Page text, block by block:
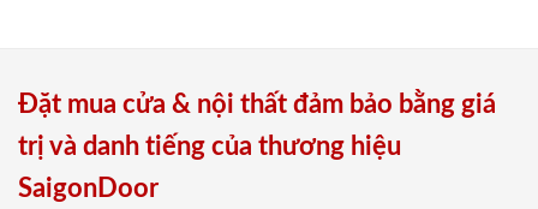
Đặt mua cửa & nội thất đảm bảo bằng giá
trị và danh tiếng của thương hiệu
SaigonDoor